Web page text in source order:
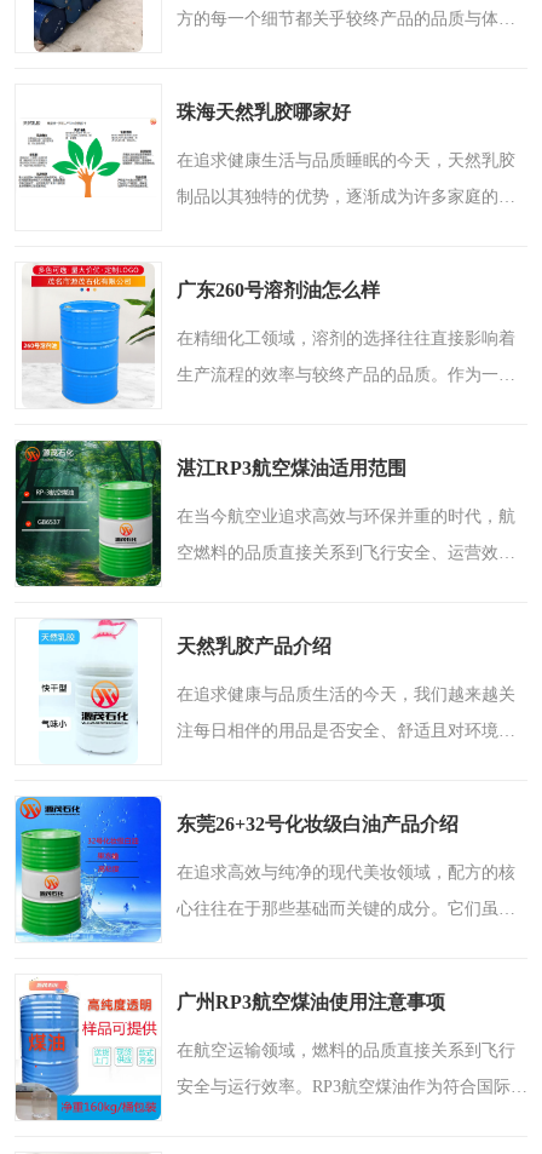
方的每一个细节都关乎较终产品的品质与体
们将聚焦于两款在高端..
珠海天然乳胶哪家好
在追求健康生活与品质睡眠的今天，天然乳胶
制品以其独特的优势，逐渐成为许多家庭的可
强等特性，赢得了广..
广东260号溶剂油怎么样
在精细化工领域，溶剂的选择往往直接影响着
生产流程的效率与较终产品的品质。作为一种
多个工业领域中备受..
湛江RP3航空煤油适用范围
在当今航空业追求高效与环保并重的时代，航
空燃料的品质直接关系到飞行安全、运营效率
正成为现代民航领..
天然乳胶产品介绍
在追求健康与品质生活的今天，我们越来越关
注每日相伴的用品是否安全、舒适且对环境友
与生活品质。什么是..
东莞26+32号化妆级白油产品介绍
在追求高效与纯净的现代美妆领域，配方的核
心往往在于那些基础而关键的成分。它们虽不
正是这样一组经典而..
广州RP3航空煤油使用注意事项
在航空运输领域，燃料的品质直接关系到飞行
安全与运行效率。RP3航空煤油作为符合国际标